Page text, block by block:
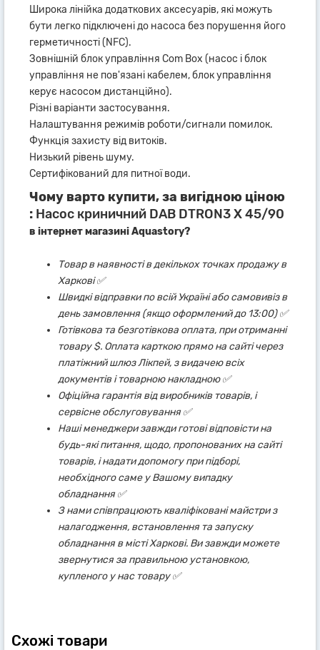
Широка лінійка додаткових аксесуарів, які можуть
бути легко підключені до насоса без порушення його
герметичності (NFC).
Зовнішній блок управління Com Box (насос і блок
управління не пов'язані кабелем, блок управління
керує насосом дистанційно).
Різні варіанти застосування.
Налаштування режимів роботи/сигнали помилок.
Функція захисту від витоків.
Низький рівень шуму.
Сертифікований для питної води.
Чому варто купити, за вигідною ціною
: Насос криничний DAB DTRON3 X 45/90
в інтернет магазині Aquastory?
Товар в наявності в декількох точках продажу в
Харкові ✅
Швидкі відправки по всій Україні або самовивіз в
день замовлення (якщо оформлений до 13:00) ✅
Готівкова та безготівкова оплата, при отриманні
товару $. Оплата карткою прямо на сайті через
платіжний шлюз Лікпей, з видачею всіх
документів і товарною накладною ✅
Офіційна гарантія від виробників товарів, і
сервісне обслуговування ✅
Наші менеджери завжди готові відповісти на
будь-які питання, щодо, пропонованих на сайті
товарів, і надати допомогу при підборі,
необхідного саме у Вашому випадку
обладнання ✅
З нами співпрацюють кваліфіковані майстри з
налагодження, встановлення та запуску
обладнання в місті Харкові. Ви завжди можете
звернутися за правильною установкою,
купленого у нас товару ✅
Схожі товари